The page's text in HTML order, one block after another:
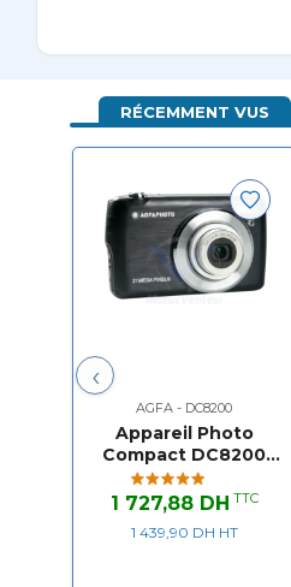
Type de capteur
Type d'objectif
Mode d'écran
FONCTIONS
Stabilisation
Mise au point
Mode vidéo
Écran
Mode
RÉCEMMENT VUS
‹
AGFA - DC8200
Appareil Photo
Compact DC8200
avec Zoom Optique
8X
1 727,88 DH TTC
1 439,90 DH HT